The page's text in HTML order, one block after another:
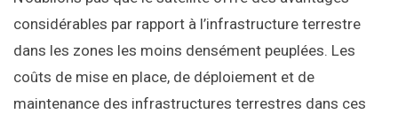
considérables par rapport à l’infrastructure terrestre
dans les zones les moins densément peuplées. Les
coûts de mise en place, de déploiement et de
maintenance des infrastructures terrestres dans ces